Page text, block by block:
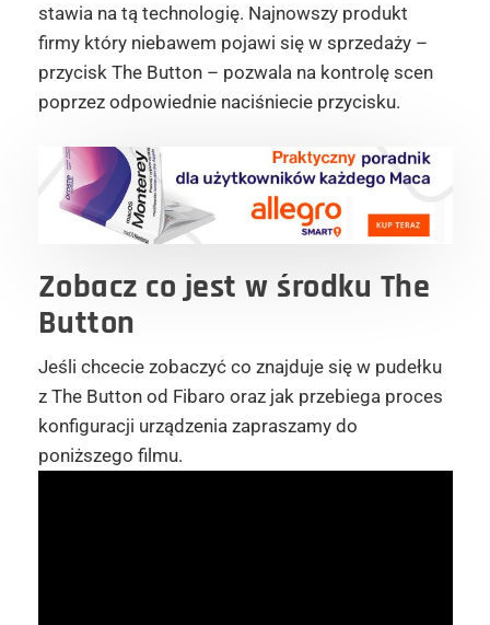
stawia na tą technologię. Najnowszy produkt
firmy który niebawem pojawi się w sprzedaży –
przycisk The Button – pozwala na kontrolę scen
poprzez odpowiednie naciśniecie przycisku.
Zobacz co jest w środku The
Button
Jeśli chcecie zobaczyć co znajduje się w pudełku
z The Button od Fibaro oraz jak przebiega proces
konfiguracji urządzenia zapraszamy do
poniższego filmu.